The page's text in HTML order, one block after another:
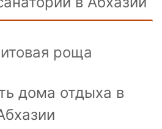
роща
дома отдыха в